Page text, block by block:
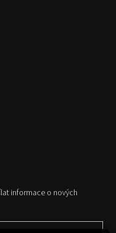
informace o nových